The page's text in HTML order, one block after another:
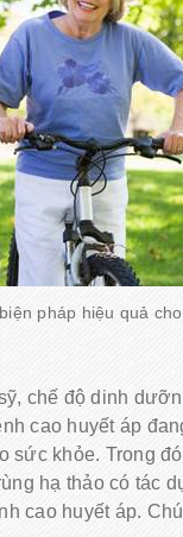
pháp hiệu quả
chế độ dinh
cao huyết áp
sức khỏe. Trong
hạ thảo có tác
cao huyết áp.